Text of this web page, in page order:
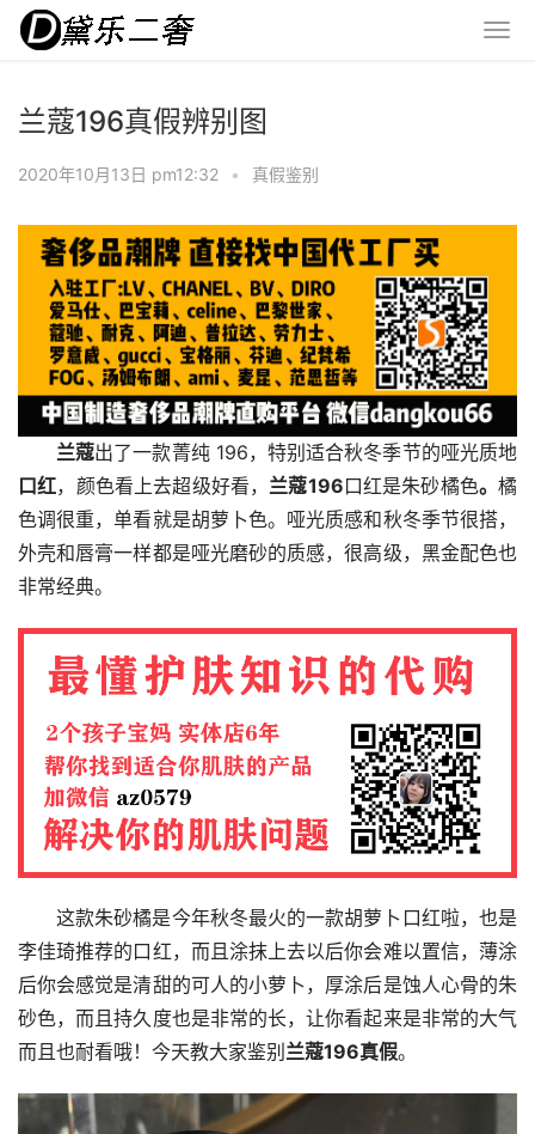
兰蔻196真假辨别图
2020年10月13日 pm12:32 • 真假鉴别
兰蔻出了一款菁纯 196，特别适合秋冬季节的哑光质地
口红，颜色看上去超级好看， 兰蔻196 口红是朱砂橘色。橘
色调很重，单看就是胡萝卜色。哑光质感和秋冬季节很搭，
外壳和唇膏一样都是哑光磨砂的质感，很高级，黑金配色也
非常经典。
这款朱砂橘是今年秋冬最火的一款胡萝卜口红啦，也是
李佳琦推荐的口红，而且涂抹上去以后你会难以置信，薄涂
后你会感觉是清甜的可人的小萝卜，厚涂后是蚀人心骨的朱
砂色，而且持久度也是非常的长，让你看起来是非常的大气
而且也耐看哦！今天教大家鉴别 兰蔻196真假。